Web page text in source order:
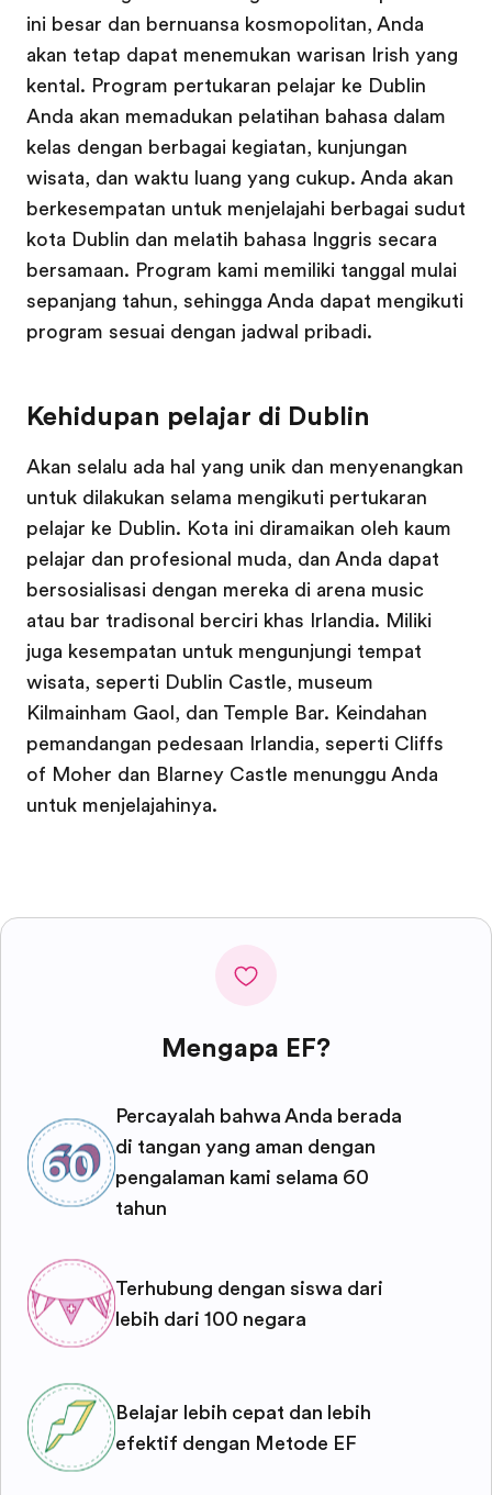
ini besar dan bernuansa kosmopolitan, Anda
akan tetap dapat menemukan warisan Irish yang
kental. Program pertukaran pelajar ke Dublin
Anda akan memadukan pelatihan bahasa dalam
kelas dengan berbagai kegiatan, kunjungan
wisata, dan waktu luang yang cukup. Anda akan
berkesempatan untuk menjelajahi berbagai sudut
kota Dublin dan melatih bahasa Inggris secara
bersamaan. Program kami memiliki tanggal mulai
sepanjang tahun, sehingga Anda dapat mengikuti
program sesuai dengan jadwal pribadi.
Kehidupan pelajar di Dublin
Akan selalu ada hal yang unik dan menyenangkan
untuk dilakukan selama mengikuti pertukaran
pelajar ke Dublin. Kota ini diramaikan oleh kaum
pelajar dan profesional muda, dan Anda dapat
bersosialisasi dengan mereka di arena music
atau bar tradisonal berciri khas Irlandia. Miliki
juga kesempatan untuk mengunjungi tempat
wisata, seperti Dublin Castle, museum
Kilmainham Gaol, dan Temple Bar. Keindahan
pemandangan pedesaan Irlandia, seperti Cliffs
of Moher dan Blarney Castle menunggu Anda
untuk menjelajahinya.
Mengapa EF?
Percayalah bahwa Anda berada
di tangan yang aman dengan
pengalaman kami selama 60
tahun
Terhubung dengan siswa dari
lebih dari 100 negara
Belajar lebih cepat dan lebih
efektif dengan Metode EF